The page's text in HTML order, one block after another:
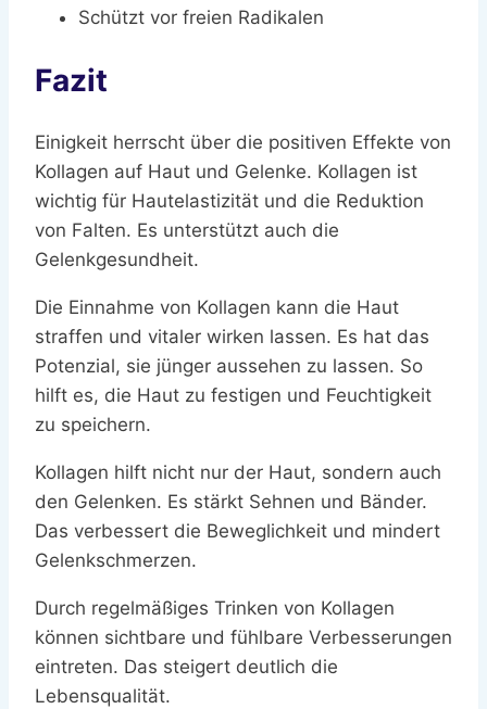
Schützt vor freien Radikalen
Fazit
Einigkeit herrscht über die positiven Effekte von
Kollagen auf Haut und Gelenke. Kollagen ist
wichtig für Hautelastizität und die Reduktion
von Falten. Es unterstützt auch die
Gelenkgesundheit.
Die Einnahme von Kollagen kann die Haut
straffen und vitaler wirken lassen. Es hat das
Potenzial, sie jünger aussehen zu lassen. So
hilft es, die Haut zu festigen und Feuchtigkeit
zu speichern.
Kollagen hilft nicht nur der Haut, sondern auch
den Gelenken. Es stärkt Sehnen und Bänder.
Das verbessert die Beweglichkeit und mindert
Gelenkschmerzen.
Durch regelmäßiges Trinken von Kollagen
können sichtbare und fühlbare Verbesserungen
eintreten. Das steigert deutlich die
Lebensqualität.